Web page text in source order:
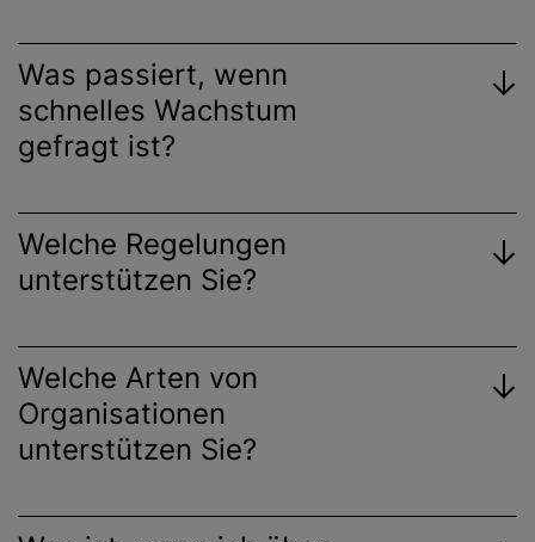
Was passiert, wenn
schnelles Wachstum
gefragt ist?
Welche Regelungen
unterstützen Sie?
Welche Arten von
Organisationen
unterstützen Sie?